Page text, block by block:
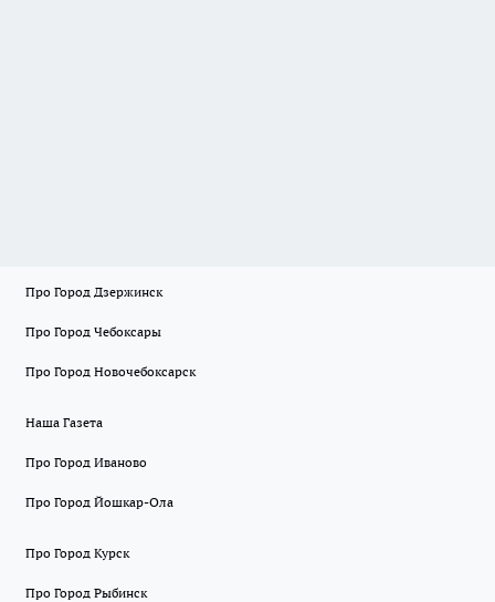
Про Город Дзержинск
Про Город Чебоксары
Про Город Новочебоксарск
Наша Газета
Про Город Иваново
Про Город Йошкар-Ола
Про Город Курск
Про Город Рыбинск